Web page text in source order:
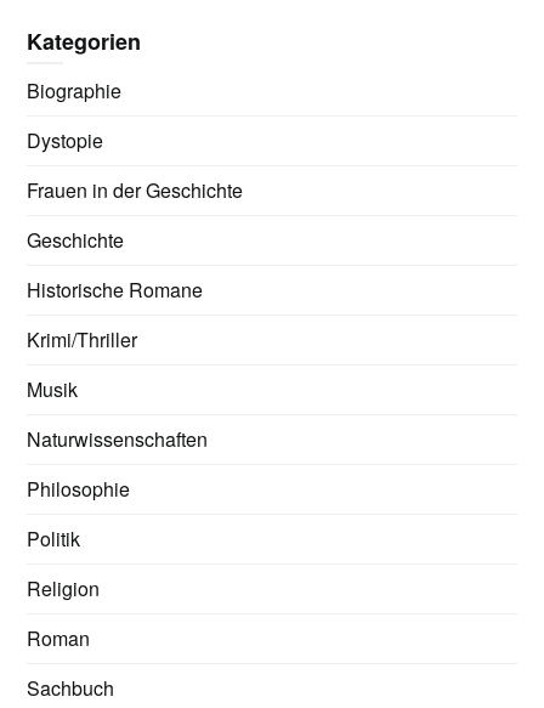
Kategorien
Biographie
Dystopie
Frauen in der Geschichte
Geschichte
Historische Romane
Krimi/Thriller
Musik
Naturwissenschaften
Philosophie
Politik
Religion
Roman
Sachbuch